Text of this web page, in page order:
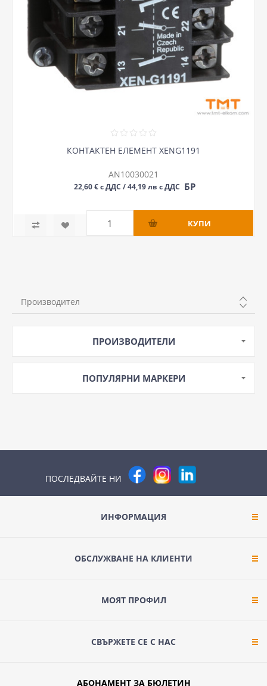
КОНТАКТЕН ЕЛЕМЕНТ XENG1191
AN10030021
22,60 € с ДДС / 44,19 лв с ДДС БР
Производител
ПРОИЗВОДИТЕЛИ
ПОПУЛЯРНИ МАРКЕРИ
ПОСЛЕДВАЙТЕ НИ
ИНФОРМАЦИЯ
ОБСЛУЖВАНЕ НА КЛИЕНТИ
МОЯТ ПРОФИЛ
СВЪРЖЕТЕ СЕ С НАС
АБОНАМЕНТ ЗА БЮЛЕТИН